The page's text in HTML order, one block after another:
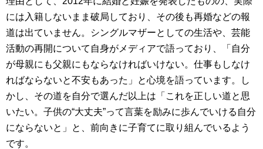
には入籍しないまま破局しており、その後も再婚などの報
道は出ていません。シングルマザーとしての生活や、芸能
活動の再開について自身がメディアで語っており、「自分
が母親にも父親にもならなければいけない。仕事もしなけ
ればならないと不安もあった」と心境を語っています。し
かし、その道を自分で選んだ以上は「これを正しい道と思
いたい。子供の“大丈夫”って言葉を励みに歩んでいける自分
にならないと」と、前向きに子育てに取り組んでいるよう
です。